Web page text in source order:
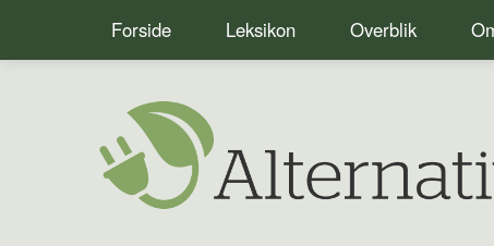
Forside Leksikon Overblik